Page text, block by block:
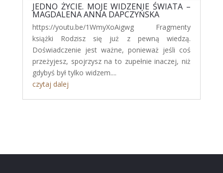
JEDNO ŻYCIE. MOJE WIDZENIE ŚWIATA –
MAGDALENA ANNA DAPCZYŃSKA
https://youtu.be/1WmyXoAigwg Fragmenty
książki Rodzisz się już z pewną wiedzą.
Doświadczenie jest ważne, ponieważ jeśli coś
przeżyjesz, spojrzysz na to zupełnie inaczej, niż
gdybyś był tylko widzem....
czytaj dalej